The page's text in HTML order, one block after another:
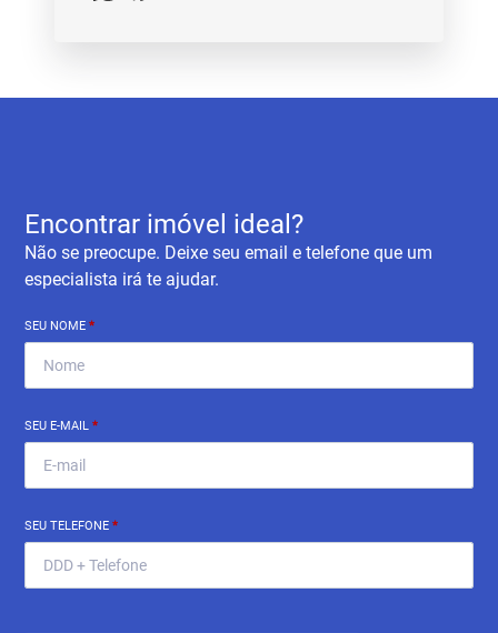
Encontrar imóvel ideal?
Não se preocupe. Deixe seu email e telefone que um
especialista irá te ajudar.
SEU NOME*
SEU E-MAIL*
SEU TELEFONE*